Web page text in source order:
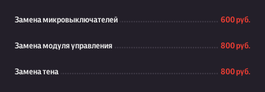
Замена микровыключателей 600 руб.
Замена модуля управления 800 руб.
Замена тена 800 руб.